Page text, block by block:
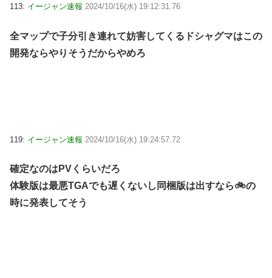
113: イージャン速報 2024/10/16(水) 19:12:31.76
全マップで子分引き連れて妨害してくるドシャグマはこの
開発ならやりそうだからやめろ
119: イージャン速報 2024/10/16(水) 19:24:57.72
確定なのはPVくらいだろ
体験版は最悪TGAでも遅くないし同梱版は出すなら🚲の
時に発表してそう